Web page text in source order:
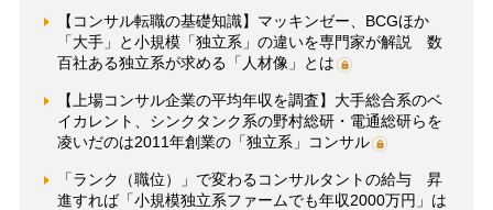
【コンサル転職の基礎知識】マッキンゼー、BCGほか
「大手」と小規模「独立系」の違いを専門家が解説 数
百社ある独立系が求める「人材像」とは
【上場コンサル企業の平均年収を調査】大手総合系のベ
イカレント、シンクタンク系の野村総研・電通総研らを
凌いだのは2011年創業の「独立系」コンサル
「ランク（職位）」で変わるコンサルタントの給与 昇
進すれば「小規模独立系ファームでも年収2000万円」は